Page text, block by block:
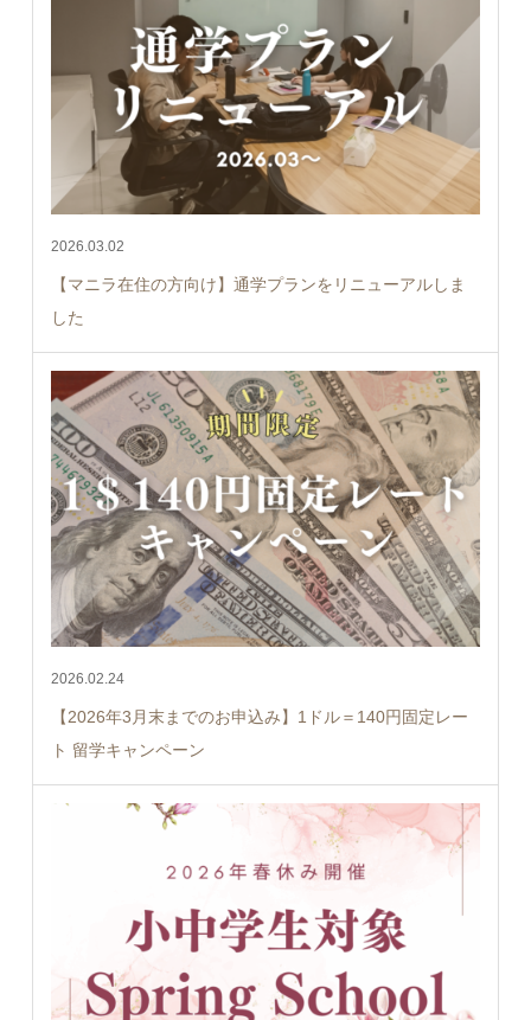
2026.03.02
【マニラ在住の方向け】通学プランをリニューアルしま
した
2026.02.24
【2026年3月末までのお申込み】1ドル＝140円固定レー
ト 留学キャンペーン